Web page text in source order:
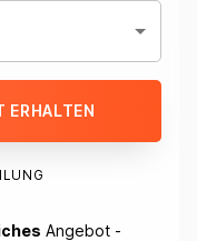
ERHALTEN
Angebot -